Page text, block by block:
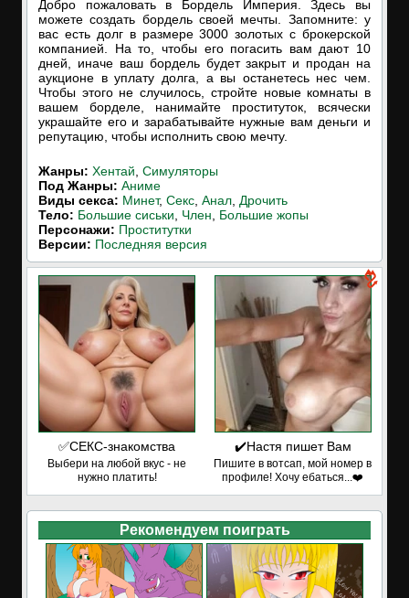
Добро пожаловать в Бордель Империя. Здесь вы
можете создать бордель своей мечты. Запомните: у
вас есть долг в размере 3000 золотых с брокерской
компанией. На то, чтобы его погасить вам дают 10
дней, иначе ваш бордель будет закрыт и продан на
аукционе в уплату долга, а вы останетесь нес чем.
Чтобы этого не случилось, стройте новые комнаты в
вашем борделе, нанимайте проституток, всячески
украшайте его и зарабатывайте нужные вам деньги и
репутацию, чтобы исполнить свою мечту.
Жанры: Хентай Симуляторы
Под Жанры: Аниме
Виды секса: Минет, Секс Анал Дрочить
Тело: Большие сиськи Член
Большие жопы
Персонажи: Проститутки
Версии: Последняя версия
✅СЕКС-знакомства
Выбери на любой вкус - не
нужно платить!
✔️Настя пишет Вам
Пишите в вотсап, мой номер в
профиле! Хочу ебаться...❤️
Рекомендуем поиграть